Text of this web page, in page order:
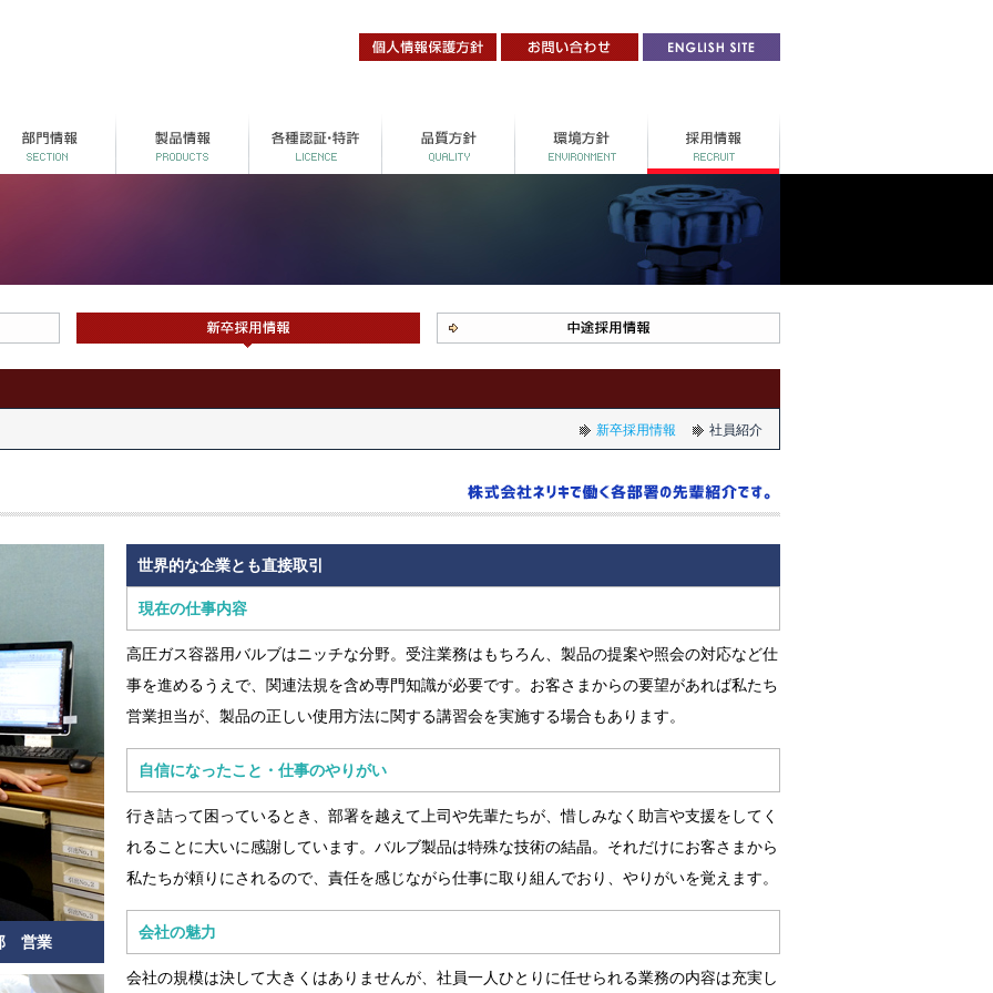
新卒採用情報 社員紹介
営業
世界的な企業とも直接取引
現在の仕事内容
高圧ガス容器用バルブはニッチな分野。受注業務はもちろん、製品の提案や照会の対応など仕
事を進めるうえで、関連法規を含め専門知識が必要です。お客さまからの要望があれば私たち
営業担当が、製品の正しい使用方法に関する講習会を実施する場合もあります。
自信になったこと・仕事のやりがい
行き詰って困っているとき、部署を越えて上司や先輩たちが、惜しみなく助言や支援をしてく
れることに大いに感謝しています。バルブ製品は特殊な技術の結晶。それだけにお客さまから
私たちが頼りにされるので、責任を感じながら仕事に取り組んでおり、やりがいを覚えます。
会社の魅力
会社の規模は決して大きくはありませんが、社員一人ひとりに任せられる業務の内容は充実し